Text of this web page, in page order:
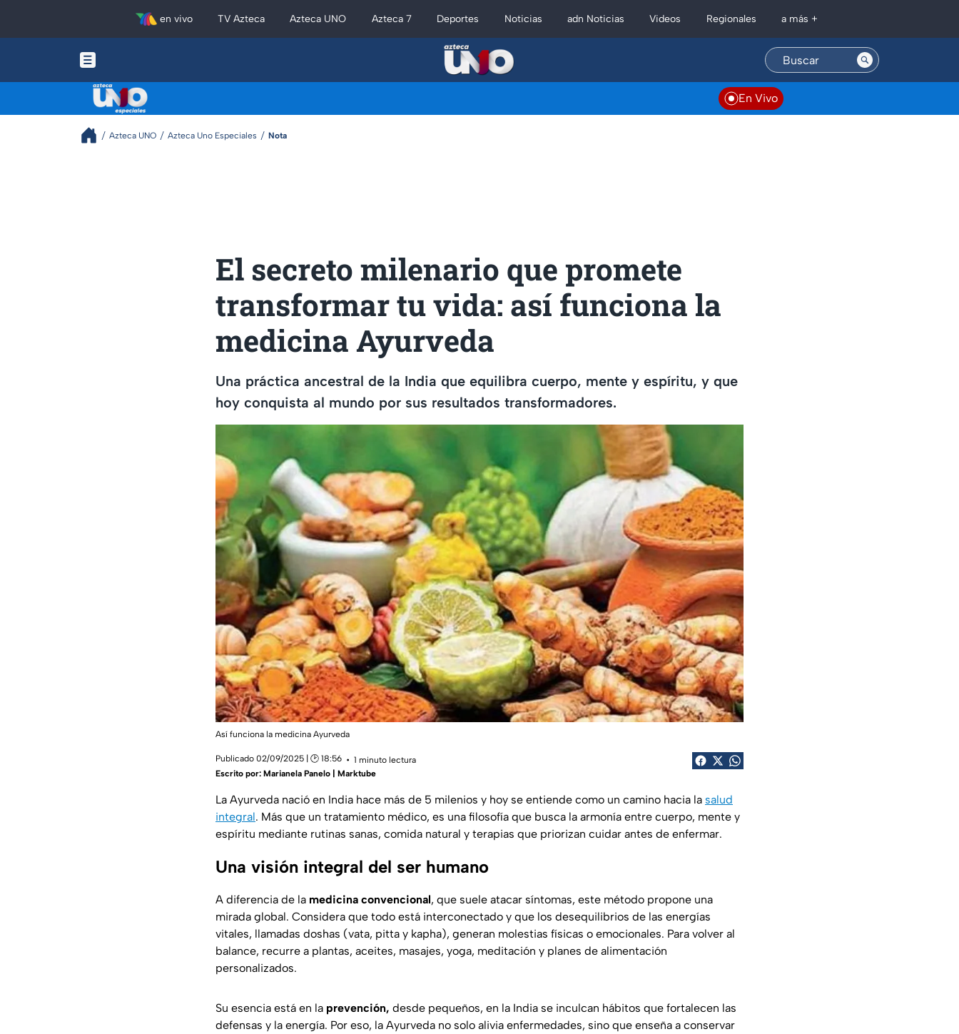
en vivo TV Azteca Azteca UNO Azteca 7 Deportes Noticias adn Noticias Videos Regionales a más +
En Vivo
Azteca UNO Azteca Uno Especiales Nota
El secreto milenario que promete
transformar tu vida: así funciona la
medicina Ayurveda
Una práctica ancestral de la India que equilibra cuerpo, mente y espíritu, y que
hoy conquista al mundo por sus resultados transformadores.
Así funciona la medicina Ayurveda
Publicado 02/09/2025 | 🕑 18:56
1 minuto lectura
Escrito por: Marianela Panelo | Marktube
La Ayurveda nació en India hace más de 5 milenios y hoy se entiende como un camino hacia la salud
integral. Más que un tratamiento médico, es una filosofía que busca la armonía entre cuerpo, mente y
espíritu mediante rutinas sanas, comida natural y terapias que priorizan cuidar antes de enfermar.
Una visión integral del ser humano
A diferencia de la medicina convencional, que suele atacar síntomas, este método propone una
mirada global. Considera que todo está interconectado y que los desequilibrios de las energías
vitales, llamadas doshas (vata, pitta y kapha), generan molestias físicas o emocionales. Para volver al
balance, recurre a plantas, aceites, masajes, yoga, meditación y planes de alimentación
personalizados.
Su esencia está en la prevención, desde pequeños, en la India se inculcan hábitos que fortalecen las
defensas y la energía. Por eso, la Ayurveda no solo alivia enfermedades, sino que enseña a conservar